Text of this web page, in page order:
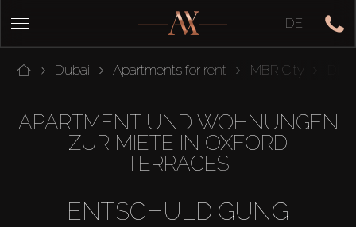
DE
Dubai Apartments for rent MBR City
APARTMENT UND WOHNUNGEN
ZUR MIETE IN OXFORD
TERRACES
ENTSCHULDIGUNG